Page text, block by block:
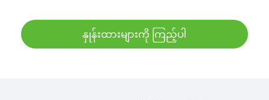
နှုန်းထားများကို ကြည့်ပါ